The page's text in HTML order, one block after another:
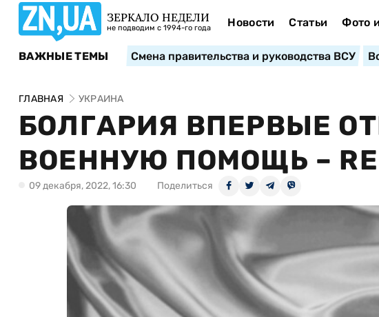
ЗЕРКАЛО НЕДЕЛИ
не подводим с 1994-го года Новости Статьи Фото
ВАЖНЫЕ ТЕМЫ Смена правительства и руководства ВСУ
ГЛАВНАЯ УКРАИНА
БОЛГАРИЯ ВПЕРВЫЕ
ВОЕННУЮ ПОМОЩЬ –
09 декабря, 2022, 16:30 Поделиться